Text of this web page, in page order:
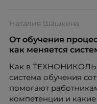
«свадебного
системы оценки
людей и как
Тимур Соколов,
стратегическому
культуры лидерства
Наталия Шашкина
От обучения
как меняется
Как в ТЕХНОНИКОЛЬ
система обучения
помогают
компетенции и